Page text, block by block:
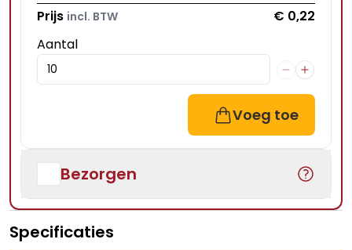
Prijs incl. BTW
€ 0,22
Aantal
Voeg toe
Bezorgen
Specificaties